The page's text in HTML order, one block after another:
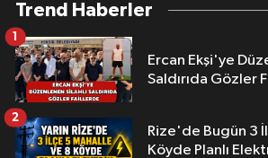
Trend Haberler
Ercan Ekşi'ye Düzenlenen Silahlı
Saldırıda Gözler
1
Rize'de Bugün 3
Köyde Planlı
2